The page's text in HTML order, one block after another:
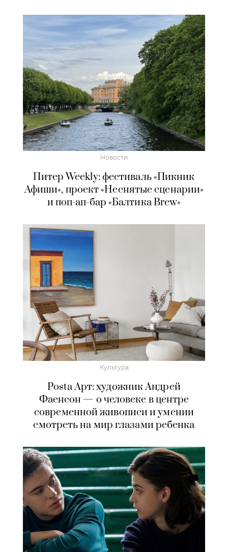
Новости
Питер Weekly: фестиваль «Пикник
Афиши», проект «Неснятые сценарии»
и поп-ап-бар «Балтика Brew»
Культура
Posta Арт: художник Андрей
Фаенсон — о человеке в центре
современной живописи и умении
смотреть на мир глазами ребенка